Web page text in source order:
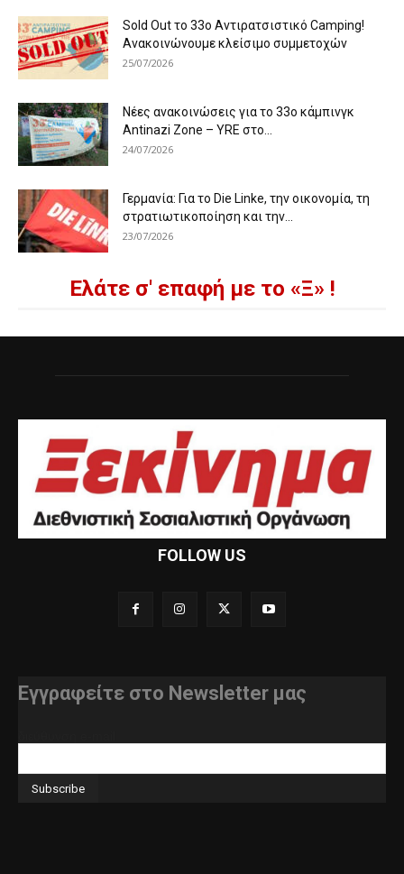
Sold Out το 33ο Αντιρατσιστικό Camping!
Ανακοινώνουμε κλείσιμο συμμετοχών
25/07/2026
Νέες ανακοινώσεις για το 33ο κάμπινγκ
Antinazi Zone – YRE στο...
24/07/2026
Γερμανία: Για το Die Linke, την οικονομία, τη
στρατιωτικοποίηση και την...
23/07/2026
Ελάτε σ' επαφή με το «Ξ» !
FOLLOW US
Εγγραφείτε στο Newsletter μας